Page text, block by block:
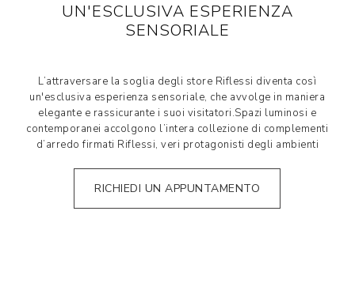
UN'ESCLUSIVA ESPERIENZA
SENSORIALE
L’attraversare la soglia degli store Riflessi diventa così
un'esclusiva esperienza sensoriale, che avvolge in maniera
elegante e rassicurante i suoi visitatori.Spazi luminosi e
contemporanei accolgono l’intera collezione di complementi
d’arredo firmati Riflessi, veri protagonisti degli ambienti
RICHIEDI UN APPUNTAMENTO